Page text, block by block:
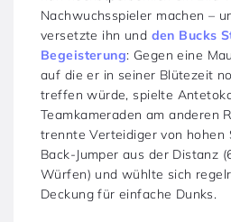
Nachwuchsspieler machen –
versetzte ihn und den Bucks
Begeisterung: Gegen eine
auf die er in seiner Blütezeit
treffen würde, spielte
Teamkameraden am anderen
trennte Verteidiger von hohen
Back-Jumper aus der Distanz
Würfen) und wühlte sich
Deckung für einfache Dunks.